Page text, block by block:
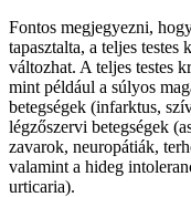
Fontos megjegyezni,
tapasztalta, a teljes testes
változhat. A teljes testes
mint például a súlyos
betegségek (infarktus,
légzőszervi betegségek
zavarok, neuropátiák,
valamint a hideg
urticaria).